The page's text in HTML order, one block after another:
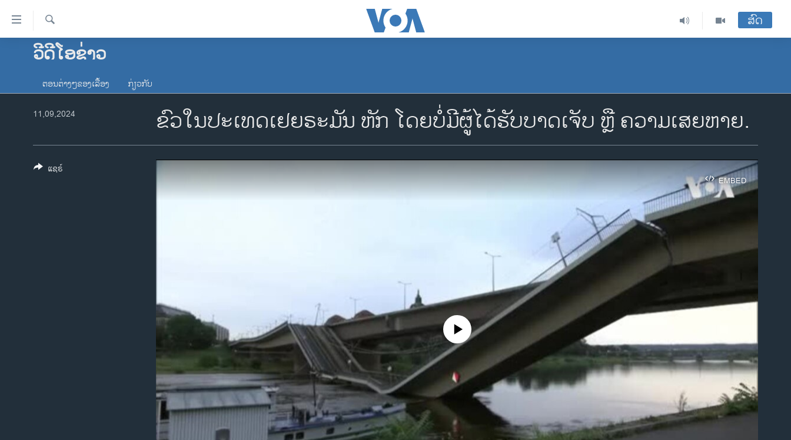
ລິ້ງ
ສຳຫລັບ
ຂ້າມ
ໂຮມເພຈ
ອາເມຣິກາ
ການເລືອກຕັ້ງ ປະທານາທີບໍດີ ສະຫະລັດ
ຂ່າວ​ຈີນ
ຄົ້ນຫາ
ສົດ
ວີດີໂອຂ່າວ
ຕອນຕ່າງໆຂອງເລື້ອງ ກ່ຽວກັບ
ຂົວໃນປະເທດເຢຍຣະມັນ ຫັກ ໂດຍບໍ່ມີຜູ້ໄດ້ຮັບບາດເຈັບ ຫຼື ຄວາມເສຍຫາຍ.
11,09,2024
EMBED
No media source currently available
ແຊຣ໌